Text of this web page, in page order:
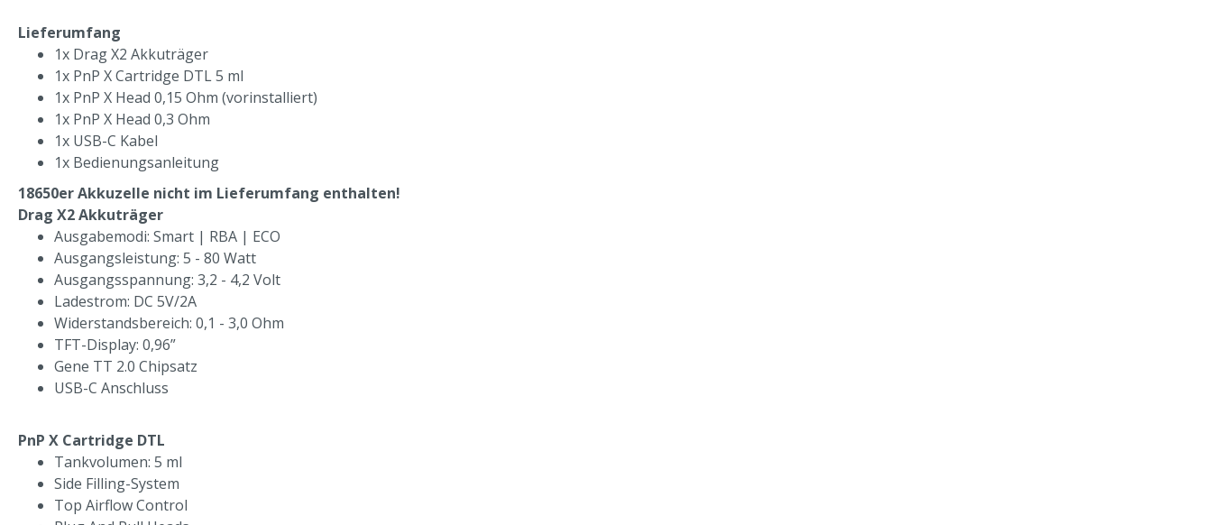
Lieferumfang
1x Drag X2 Akkuträger
1x PnP X Cartridge DTL 5 ml
1x PnP X Head 0,15 Ohm (vorinstalliert)
1x PnP X Head 0,3 Ohm
1x USB-C Kabel
1x Bedienungsanleitung
18650er Akkuzelle nicht im Lieferumfang enthalten!
Drag X2 Akkuträger
Ausgabemodi: Smart | RBA | ECO
Ausgangsleistung: 5 - 80 Watt
Ausgangsspannung: 3,2 - 4,2 Volt
Ladestrom: DC 5V/2A
Widerstandsbereich: 0,1 - 3,0 Ohm
TFT-Display: 0,96”
Gene TT 2.0 Chipsatz
USB-C Anschluss
PnP X Cartridge DTL
Tankvolumen: 5 ml
Side Filling-System
Top Airflow Control